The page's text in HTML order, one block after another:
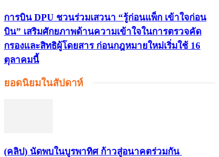
การบิน DPU ชวนร่วมเสวนา “รู้ก่อนแพ็ก เข้าใจก่อน
บิน” เสริมศักยภาพด้านความเข้าใจในการตรวจคัด
กรองและสิทธิผู้โดยสาร ก่อนกฎหมายใหม่เริ่มใช้ 16
ตุลาคมนี้
ยอดนิยมในสัปดาห์
(คลิป) นัดพบในบูรพาทิศ ก้าวสู่อนาคตร่วมกัน